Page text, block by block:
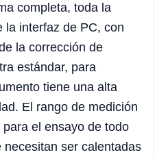
completa, toda la
la interfaz de PC, con
la corrección de
estándar, para
tiene una alta
El rango de medición
el ensayo de todo
ser calentadas